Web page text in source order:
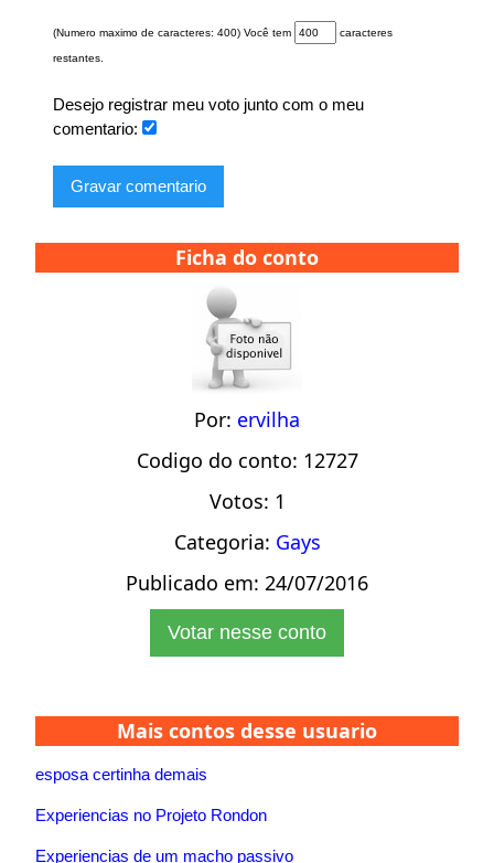
(Numero maximo de caracteres: 400) Você tem caracteres
restantes.
Desejo registrar meu voto junto com o meu
comentario:
Gravar comentario
Ficha do conto
Por: ervilha
Codigo do conto: 12727
Votos: 1
Categoria: Gays
Publicado em: 24/07/2016
Votar nesse conto
Mais contos desse usuario
esposa certinha demais
Experiencias no Projeto Rondon
Experiencias de um macho passivo